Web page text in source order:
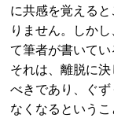
に共感を覚える
りません。しか
て筆者が書いてい
それは、離脱に
べきであり、ぐ
なくなるというこ